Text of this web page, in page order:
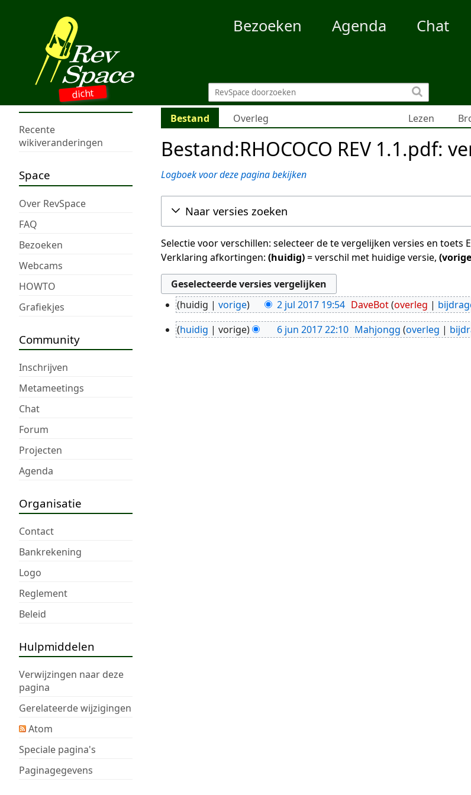
dicht
Bezoeken Agenda Chat
Recente
wikiveranderingen
Space
Over RevSpace
FAQ
Bezoeken
Webcams
HOWTO
Grafiekjes
Community
Inschrijven
Metameetings
Chat
Forum
Projecten
Agenda
Organisatie
Contact
Bankrekening
Logo
Reglement
Beleid
Hulpmiddelen
Verwijzingen naar deze
pagina
Gerelateerde wijzigingen
Atom
Speciale pagina's
Paginagegevens
Bestand Overleg Lezen
Bestand:RHOCOCO REV 1.1.pdf:
Logboek voor deze pagina bekijken
Naar versies zoeken
Selectie voor verschillen: selecteer de te vergelijken versies en toets
Verklaring afkortingen: (huidig)= verschil met huidige versie,
2
jul
2017
huidig vorige 2 jul 2017 19:54 DaveBot overleg
6
huidig vorige 6 jun 2017 22:10 Mahjongg overleg